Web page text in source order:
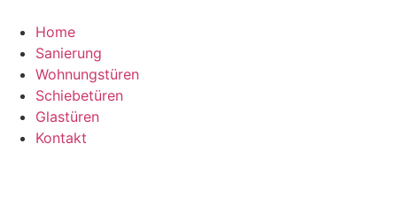
Inhalt
springen
Home
Sanierung
Wohnungstüren
Schiebetüren
Glastüren
Kontakt